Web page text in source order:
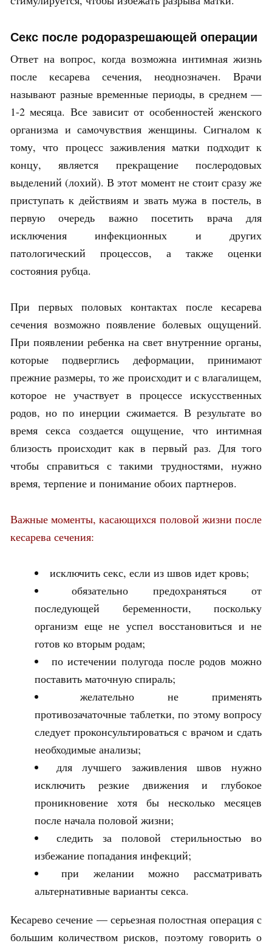
Секс после родоразрешающей операции
Ответ на вопрос, когда возможна интимная жизнь
после кесарева сечения, неоднозначен. Врачи
называют разные временные периоды, в среднем —
1-2 месяца. Все зависит от особенностей женского
организма и самочувствия женщины. Сигналом к
тому, что процесс заживления матки подходит к
концу, является прекращение послеродовых
выделений (лохий). В этот момент не стоит сразу же
приступать к действиям и звать мужа в постель, в
первую очередь важно посетить врача для
исключения инфекционных и других
патологический процессов, а также оценки
состояния рубца.
При первых половых контактах после кесарева
сечения возможно появление болевых ощущений.
При появлении ребенка на свет внутренние органы,
которые подверглись деформации, принимают
прежние размеры, то же происходит и с влагалищем,
которое не участвует в процессе искусственных
родов, но по инерции сжимается. В результате во
время секса создается ощущение, что интимная
близость происходит как в первый раз. Для того
чтобы справиться с такими трудностями, нужно
время, терпение и понимание обоих партнеров.
Важные моменты, касающихся половой жизни после
кесарева сечения:
исключить секс, если из швов идет кровь;
обязательно предохраняться от
последующей беременности, поскольку
организм еще не успел восстановиться и не
готов ко вторым родам;
по истечении полугода после родов можно
поставить маточную спираль;
желательно не применять
противозачаточные таблетки, по этому вопросу
следует проконсультироваться с врачом и сдать
необходимые анализы;
для лучшего заживления швов нужно
исключить резкие движения и глубокое
проникновение хотя бы несколько месяцев
после начала половой жизни;
следить за половой стерильностью во
избежание попадания инфекций;
при желании можно рассматривать
альтернативные варианты секса.
Кесарево сечение — серьезная полостная операция с
большим количеством рисков, поэтому говорить о